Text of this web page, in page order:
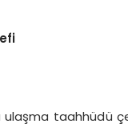
ulaşma taahhüdü